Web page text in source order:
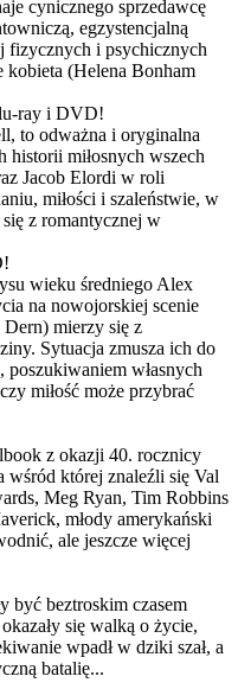
cynicznego sprzedawcę
egzystencjalną
fizycznych i psychicznych
kobieta (Helena Bonham
ray i DVD!
to odważna i oryginalna
historii miłosnych wszech
Jacob Elordi w roli
miłości i szaleństwie, w
z romantycznej w
wieku średniego Alex
na nowojorskiej scenie
mierzy się z
Sytuacja zmusza ich do
własnych
miłość może przybrać
z okazji 40. rocznicy
wśród której znaleźli się Val
Meg Ryan, Tim Robbins
młody amerykański
ale jeszcze więcej
być beztroskim czasem
się walką o życie,
wpadł w dziki szał, a
batalię...